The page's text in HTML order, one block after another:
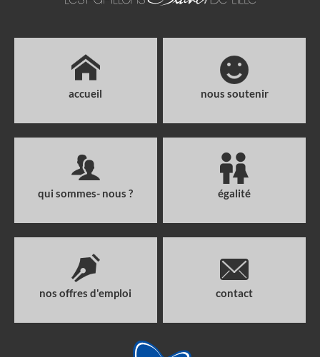
accueil nous soutenir
qui sommes- nous ? égalité
nos offres d'emploi contact